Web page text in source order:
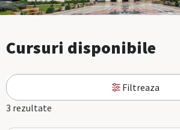
Cursuri disponibile
Filtreaza
3 rezultate